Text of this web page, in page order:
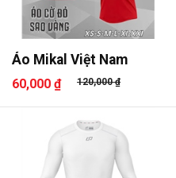
Áo Mikal Việt Nam
60,000 ₫ 120,000 ₫